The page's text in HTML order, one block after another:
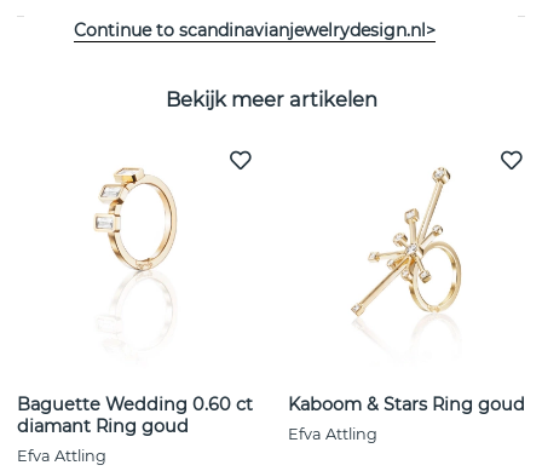
Bekijk meer artikelen
Baguette Wedding 0.60 ct
diamant Ring goud
Efva Attling
Kaboom & Stars Ring goud
Efva Attling
Continue to scandinavianjewelrydesign.nl>